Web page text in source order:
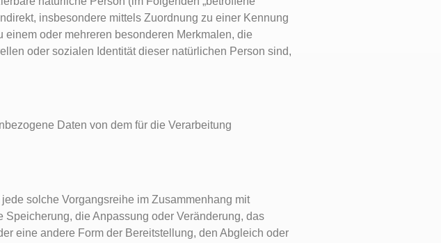
insbesondere mittels Zuordnung zu einer Kennung
oder mehreren besonderen Merkmalen, die
oder sozialen Identität dieser natürlichen Person sind,
Daten von dem für die Verarbeitung
solche Vorgangsreihe im Zusammenhang mit
die Anpassung oder Veränderung, das
eine andere Form der Bereitstellung, den Abgleich oder